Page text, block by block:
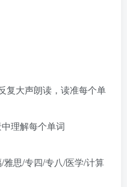
复大声朗读，读准每个单
理解每个单词
思/专四/专八/医学/计算